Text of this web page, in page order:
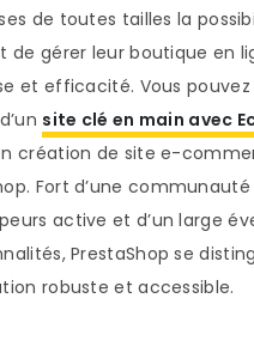
de toutes tailles la
de gérer leur boutique en
et efficacité. Vous
site clé en main avec
création de site e-
Fort d’une
active et d’un large
PrestaShop se
robuste et accessible.